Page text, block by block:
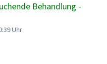
Behandlung -
Uhr